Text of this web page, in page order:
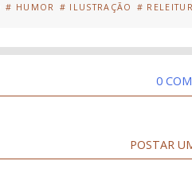
# HUMOR # ILUSTRAÇÃO #
0
POSTAR